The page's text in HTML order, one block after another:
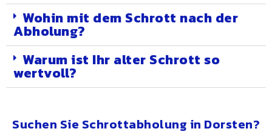
Wohin mit dem Schrott nach der
Abholung?
Warum ist Ihr alter Schrott so
wertvoll?
Suchen Sie Schrottabholung in Dorsten?